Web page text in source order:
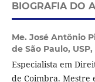
BIOGRAFIA DO
Me. José Antônio
de São Paulo,
Especialista em
de Coimbra. Mestre